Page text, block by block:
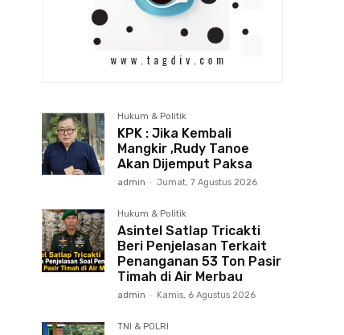
Hukum & Politik
KPK : Jika Kembali
Mangkir ,Rudy Tanoe
Akan Dijemput Paksa
admin - Jumat, 7 Agustus 2026
Hukum & Politik
Asintel Satlap Tricakti
Beri Penjelasan Terkait
Penanganan 53 Ton Pasir
Timah di Air Merbau
admin - Kamis, 6 Agustus 2026
TNI & POLRI